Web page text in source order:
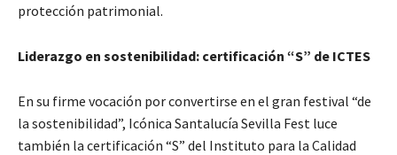
protección patrimonial.
Liderazgo en sostenibilidad: certificación “S” de ICTES
En su firme vocación por convertirse en el gran festival “de
la sostenibilidad”, Icónica Santalucía Sevilla Fest luce
también la certificación “S” del Instituto para la Calidad